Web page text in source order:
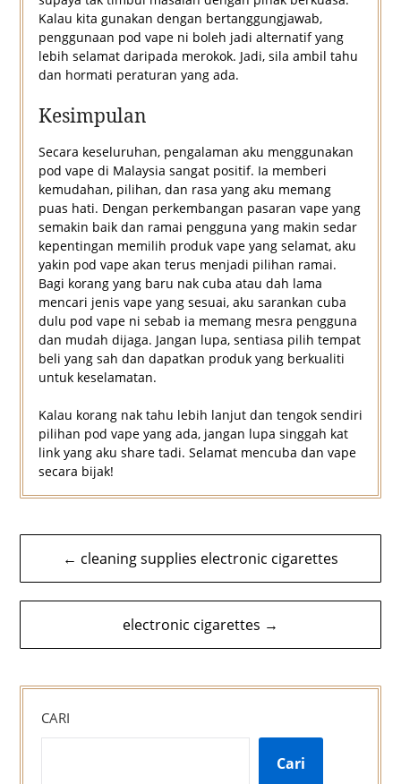
Kalau kita gunakan dengan bertanggungjawab,
penggunaan pod vape ni boleh jadi alternatif yang
lebih selamat daripada merokok. Jadi, sila ambil tahu
dan hormati peraturan yang ada.
Kesimpulan
Secara keseluruhan, pengalaman aku menggunakan
pod vape di Malaysia sangat positif. Ia memberi
kemudahan, pilihan, dan rasa yang aku memang
puas hati. Dengan perkembangan pasaran vape yang
semakin baik dan ramai pengguna yang makin sedar
kepentingan memilih produk vape yang selamat, aku
yakin pod vape akan terus menjadi pilihan ramai.
Bagi korang yang baru nak cuba atau dah lama
mencari jenis vape yang sesuai, aku sarankan cuba
dulu pod vape ni sebab ia memang mesra pengguna
dan mudah dijaga. Jangan lupa, sentiasa pilih tempat
beli yang sah dan dapatkan produk yang berkualiti
untuk keselamatan.
Kalau korang nak tahu lebih lanjut dan tengok sendiri
pilihan pod vape yang ada, jangan lupa singgah kat
link yang aku share tadi. Selamat mencuba dan vape
secara bijak!
Navigasi
kiriman
← cleaning supplies electronic cigarettes
electronic cigarettes →
CARI
Cari